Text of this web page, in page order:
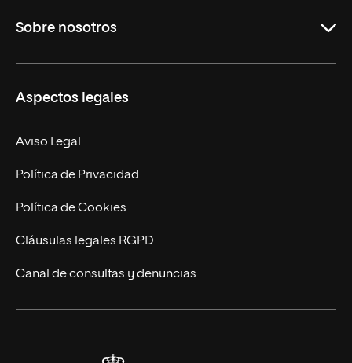
Derecho
Empresa
MBA
Marketing y Comunicación
Ingeniería
Diseño
Ciencias de la Salud
Sobre nosotros
Nuestro Equipo
Contacto
Aspectos legales
Aviso Legal
Política de Privacidad
Política de Cookies
Cláusulas legales RGPD
Canal de consultas y denuncias